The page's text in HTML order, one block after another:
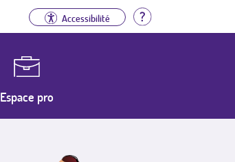
Accessibilité Aide
Espace pro